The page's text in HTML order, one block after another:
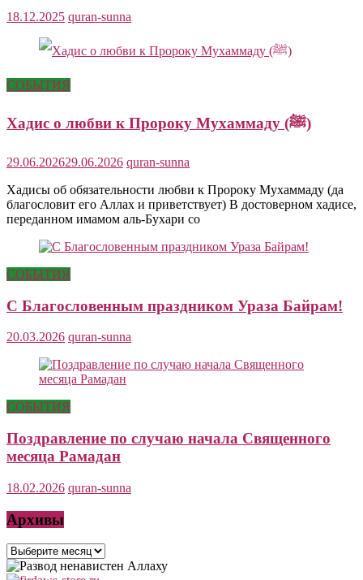
18.12.2025 quran-sunna
СОБЫТИЯ
Хадис о любви к Пророку Мухаммаду (ﷺ)
29.06.202629.06.2026 quran-sunna
Хадисы об обязательности любви к Пророку Мухаммаду (да
благословит его Аллах и приветствует) В достоверном хадисе,
переданном имамом аль-Бухари со
СОБЫТИЯ
С Благословенным праздником Ураза Байрам!
20.03.2026 quran-sunna
СОБЫТИЯ
Поздравление по случаю начала Священного
месяца Рамадан
18.02.2026 quran-sunna
Архивы
Архивы